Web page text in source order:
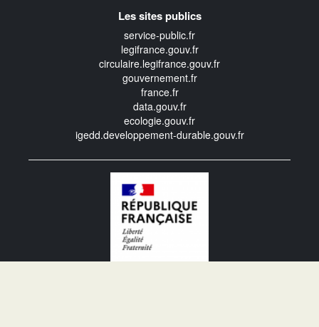
Les sites publics
service-public.fr
legifrance.gouv.fr
circulaire.legifrance.gouv.fr
gouvernement.fr
france.fr
data.gouv.fr
ecologie.gouv.fr
igedd.developpement-durable.gouv.fr